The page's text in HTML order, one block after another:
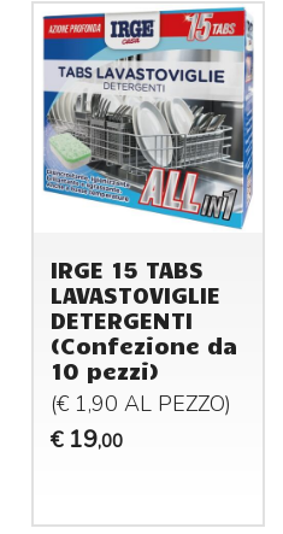
IRGE 15 TABS
LAVASTOVIGLIE
DETERGENTI
(Confezione da
10 pezzi)
(€ 1,90 AL PEZZO)
€ 19,00